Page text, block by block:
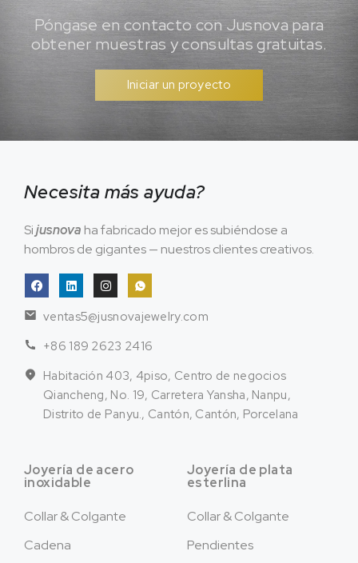
Póngase en contacto con Jusnova para
obtener muestras y consultas gratuitas.
Iniciar un proyecto
Necesita más ayuda?
Sijusnova ha fabricado mejor es subiéndose a
hombros de gigantes — nuestros clientes creativos.
ventas5@jusnovajewelry.com
+86 189 2623 2416
Habitación 403, 4piso, Centro de negocios
Qiancheng, No. 19, Carretera Yansha, Nanpu,
Distrito de Panyu., Cantón, Cantón, Porcelana
Joyería de acero
inoxidable
Collar & Colgante
Cadena
Joyería de plata
esterlina
Collar & Colgante
Pendientes